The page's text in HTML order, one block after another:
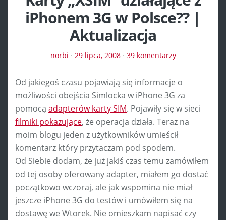
iPhonem 3G w Polsce?? |
Aktualizacja
norbi · 29 lipca, 2008· 39 komentarzy
Od jakiegoś czasu pojawiają się informacje o
możliwości obejścia Simlocka w iPhone 3G za
pomocą adapterów karty SIM. Pojawiły się w sieci
filmiki pokazujące, że operacja działa. Teraz na
moim blogu jeden z użytkowników umieścił
komentarz który przytaczam pod spodem.
Od Siebie dodam, że już jakiś czas temu zamówiłem
od tej osoby oferowany adapter, miałem go dostać
początkowo wczoraj, ale jak wspomina nie miał
jeszcze iPhone 3G do testów i umówiłem się na
dostawę we Wtorek. Nie omieszkam napisać czy